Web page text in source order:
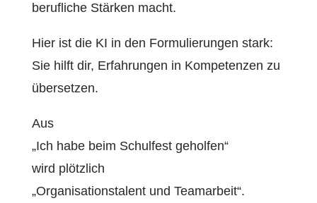
berufliche Stärken macht.
Hier ist die KI in den Formulierungen stark:
Sie hilft dir, Erfahrungen in Kompetenzen zu
übersetzen.
Aus
„Ich habe beim Schulfest geholfen“
wird plötzlich
„Organisationstalent und Teamarbeit“.